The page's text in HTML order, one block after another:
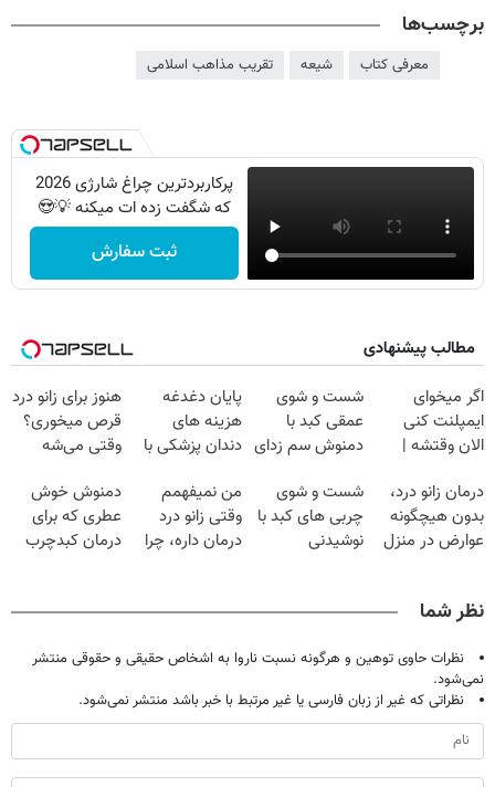
برچسب‌ها
معرفی کتاب شیعه تقریب مذاهب اسلامی
پرکاربردترین چراغ شارژی 2026
که شگفت زده ات میکنه 💡😍
ثبت سفارش
مطالب پیشنهادی
اگر میخوای
ایمپلنت کنی
الان وقتشه |
میلیون تومان!!!
شست و شوی
عمقی کبد با
دمنوش سم زدای
پایان دغدغه
هزینه های
دندان پزشکی با
خانگی
هنوز برای زانو درد
قرص میخوری؟
وقتی می‌شه
درمانش کرد؟؟؟؟
درمان زانو درد،
بدون هیچگونه
عوارض در منزل
شست و شوی
چربی های کبد با
نوشیدنی
من نمیفهمم
وقتی زانو درد
درمان داره، چرا
دمنوش خوش
عطری که برای
درمان کبدچرب
نظر شما
نظرات حاوی توهین و هرگونه نسبت ناروا به اشخاص حقیقی و حقوقی منتشر
نمی‌شود.
نظراتی که غیر از زبان فارسی یا غیر مرتبط با خبر باشد منتشر نمی‌شود.